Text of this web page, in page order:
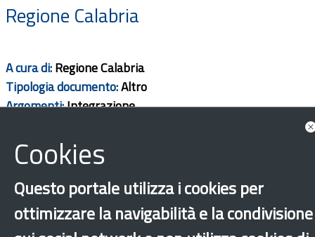
Guide
Regione Calabria
A cura di:Regione Calabria
Tipologia documento:Altro
Argomenti:Integrazione
Scarica
Cookies
Questo portale utilizza i cookies per
ottimizzare la navigabilità e la condivisione